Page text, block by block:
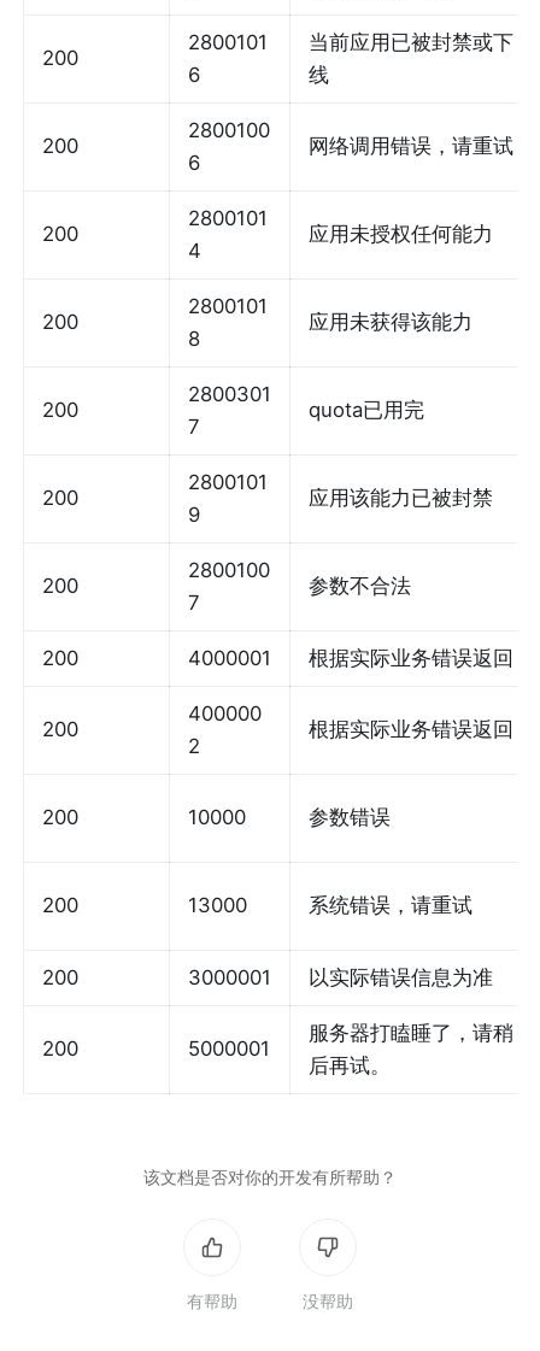
200
2800101
6
当前应用已被封禁或下
线
200
2800100
6
网络调用错误，请重试
200
2800101
4
应用未授权任何能力
200
2800101
8
应用未获得该能力
200
2800301
7
quota已用完
200
2800101
9
应用该能力已被封禁
200
2800100
7
参数不合法
200 4000001 根据实际业务错误返回
200
400000
2
根据实际业务错误返回
200 10000 参数错误
200 13000 系统错误，请重试
200 3000001 以实际错误信息为准
200 5000001
服务器打瞌睡了，请稍
后再试。
该文档是否对你的开发有所帮助？
有帮助 没帮助